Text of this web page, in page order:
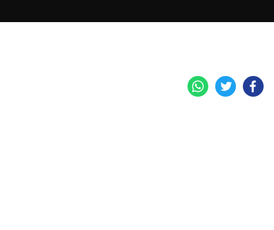
Facebook
Twitter
WhatsApp